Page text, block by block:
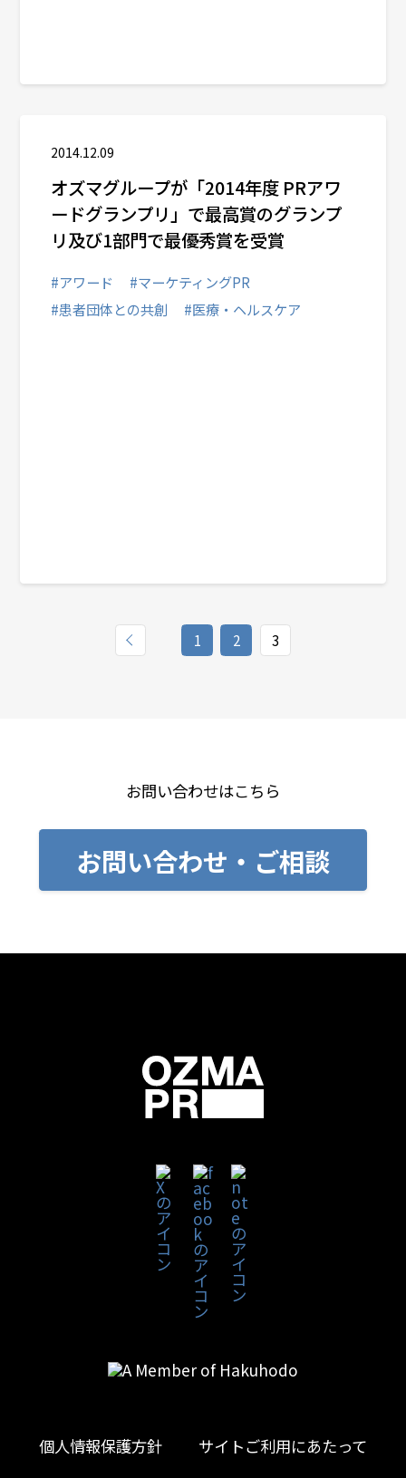
2014.12.09
オズマグループが「2014年度 PRアワ
ードグランプリ」で最高賞のグランプ
リ及び1部門で最優秀賞を受賞
#アワード
#マーケティングPR
#患者団体との共創
#医療・ヘルスケア
1 2 3
お問い合わせはこちら
お問い合わせ・ご相談
個人情報保護方針 サイトご利用にあたって